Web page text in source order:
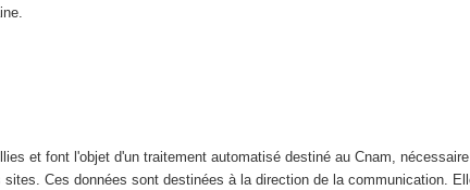
et font l'objet d'un traitement automatisé destiné au Cnam,
Ces données sont destinées à la direction de la communication.